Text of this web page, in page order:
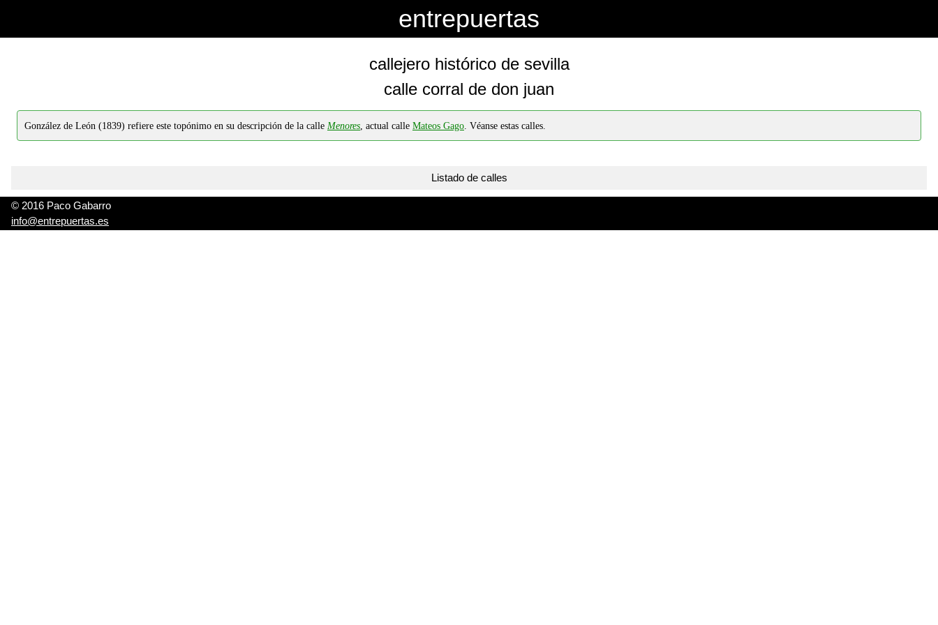
entrepuertas
callejero histórico de sevilla
calle corral de don juan
González de León (1839) refiere este topónimo en su descripción de la calle Menores, actual calle Mateos Gago. Véanse estas calles.
Listado de calles
© 2016 Paco Gabarro
info@entrepuertas.es